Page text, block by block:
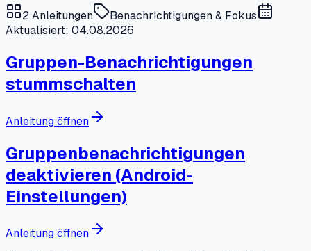
2Anleitungen
Benachrichtigungen & Fokus
Aktualisiert: 04.08.2026
Gruppen-Benachrichtigungen
stummschalten
Anleitung öffnen
Gruppenbenachrichtigungen
deaktivieren (Android-
Einstellungen)
Anleitung öffnen